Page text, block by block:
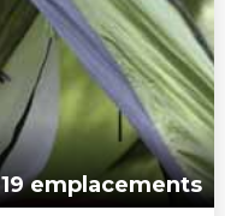
19 emplacements